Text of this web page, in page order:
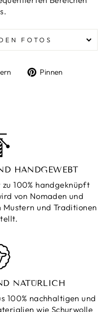
FOTOS
Auf
Pinnen
HANDGEWEBT
100% handgeknüpft
von Nomaden und
und Traditionen
NATÜRLICH
100% nachhaltigen und
wie Schurwolle